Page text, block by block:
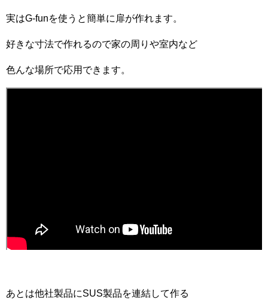
実はG-funを使うと簡単に扉が作れます。
好きな寸法で作れるので家の周りや室内など
色んな場所で応用できます。
あとは他社製品にSUS製品を連結して作る